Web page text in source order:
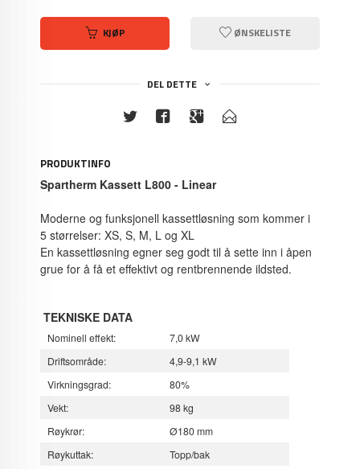
KJØP ØNSKELISTE
DEL DETTE
PRODUKTINFO
Spartherm Kassett L800 - Linear
Moderne og funksjonell kassettløsning som kommer i
5 størrelser: XS, S, M, L og XL
En kassettløsning egner seg godt til å sette inn i åpen
grue for å få et effektivt og rentbrennende ildsted.
TEKNISKE DATA
Nominell effekt:
7,0 kW
Driftsområde:
4,9-9,1 kW
Virkningsgrad:
80%
Vekt:
98 kg
Røykrør:
Ø180 mm
Røykuttak:
Topp/bak